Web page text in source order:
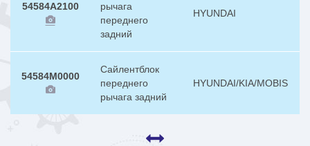
54584A2100
рычага
переднего
задний
HYUNDAI
54584M0000
Сайлентблок
переднего
рычага задний
HYUNDAI/KIA/MOBIS